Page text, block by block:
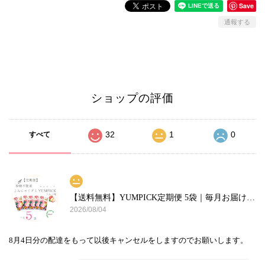
Save
通報する
ショップの評価
すべて 32 1 0
【送料無料】YUMPICK定期便 5袋｜毎月お届け・まとめ買いでお得
2026/08/04
8月4日分の配達をもって以後キャンセルをしますのでお願いします。